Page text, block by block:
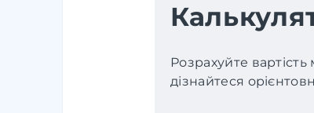
Розрахуйте
дізнайтеся